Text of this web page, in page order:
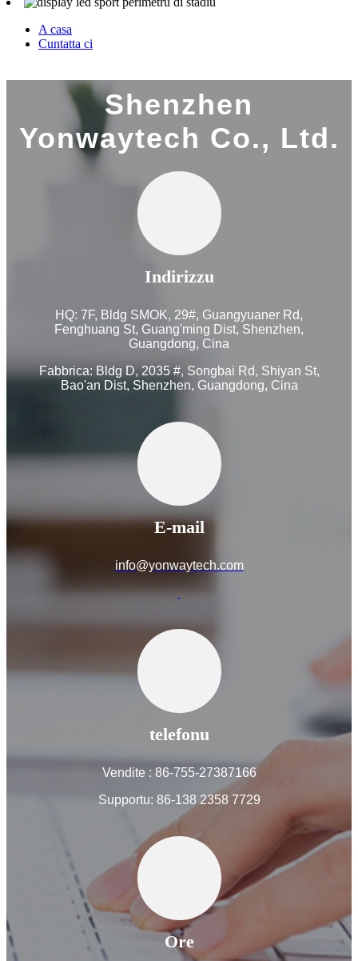
A casa
Cuntatta ci
Shenzhen
Yonwaytech Co., Ltd.
Indirizzu
HQ: 7F, Bldg SMOK, 29#, Guangyuaner Rd,
Fenghuang St, Guang'ming Dist, Shenzhen,
Guangdong, Cina
Fabbrica: Bldg D, 2035 #, Songbai Rd, Shiyan St,
Bao'an Dist, Shenzhen, Guangdong, Cina
E-mail
info@yonwaytech.com
telefonu
Vendite : 86-755-27387166
Supportu: 86-138 2358 7729
Ore